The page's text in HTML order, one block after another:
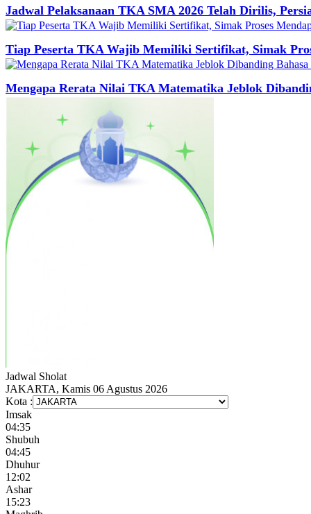
Jadwal Pelaksanaan TKA SMA 2026 Telah Dirilis,
Tiap Peserta TKA Wajib Memiliki Sertifikat, Simak
Mengapa Rerata Nilai TKA Matematika Jeblok
Jadwal Sholat
JAKARTA, Kamis 06 Agustus 2026
Kota :
Imsak
04:35
Shubuh
04:45
Dhuhur
12:02
Ashar
15:23